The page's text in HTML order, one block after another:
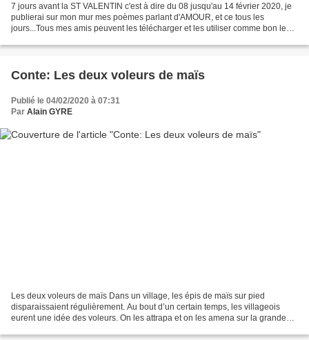
7 jours avant la ST VALENTIN c'est à dire du 08 jusqu'au 14 février 2020, je
publierai sur mon mur mes poèmes parlant d'AMOUR, et ce tous les
jours...Tous mes amis peuvent les télécharger et les utiliser comme bon leur
Conte: Les deux voleurs de maïs
Publié le 04/02/2020 à 07:31
Par Alain GYRE
Les deux voleurs de maïs Dans un village, les épis de maïs sur pied
disparaissaient régulièrement. Au bout d’un certain temps, les villageois
eurent une idée des voleurs. On les attrapa et on les amena sur la grande